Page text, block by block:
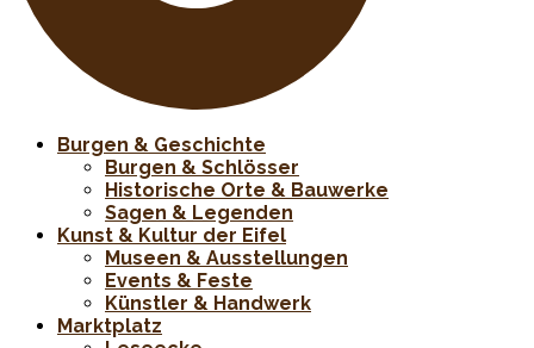
Burgen & Geschichte
Burgen & Schlösser
Historische Orte & Bauwerke
Sagen & Legenden
Kunst & Kultur der Eifel
Museen & Ausstellungen
Events & Feste
Künstler & Handwerk
Marktplatz